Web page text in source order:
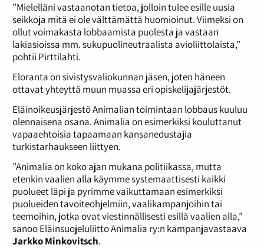
”Mielelläni vastaanotan tietoa, jolloin tulee esille uusia
seikkoja mitä ei ole välttämättä huomioinut. Viimeksi on
ollut voimakasta lobbaamista puolesta ja vastaan
lakiasioissa mm. sukupuolineutraalista avioliittolaista,”
pohtii Pirttilahti.
Eloranta on sivistysvaliokunnan jäsen, joten häneen
ottavat yhteyttä muun muassa eri opiskelijajärjestöt.
Eläinoikeusjärjestö Animalian toimintaan lobbaus kuuluu
olennaisena osana. Animalia on esimerkiksi kouluttanut
vapaaehtoisia tapaamaan kansanedustajia
turkistarhaukseen liittyen.
”Animalia on koko ajan mukana politiikassa, mutta
etenkin vaalien alla käymme systemaattisesti kaikki
puolueet läpi ja pyrimme vaikuttamaan esimerkiksi
puolueiden tavoiteohjelmiin, vaalikampanjoihin tai
teemoihin, jotka ovat viestinnällisesti esillä vaalien alla,”
sanoo Eläinsuojeluliitto Animalia ry:n kampanjavastaava
Jarkko Minkovitsch.